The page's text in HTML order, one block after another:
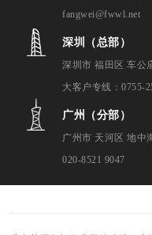
fangwei@fwwl.net
深圳（总部）
深圳市 福田区 车公
大客户专线：0755-
广州（分部）
广州市 天河区 地中
020-8521 9047